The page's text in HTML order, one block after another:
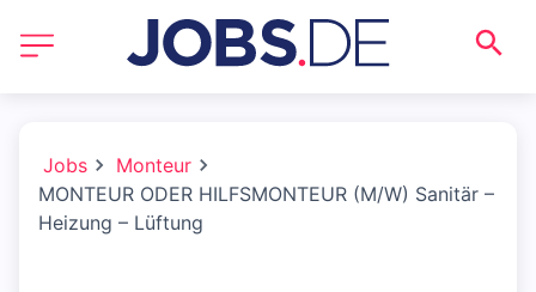
Jobs
Monteur
MONTEUR ODER HILFSMONTEUR (M/W) Sanitär –
Heizung – Lüftung